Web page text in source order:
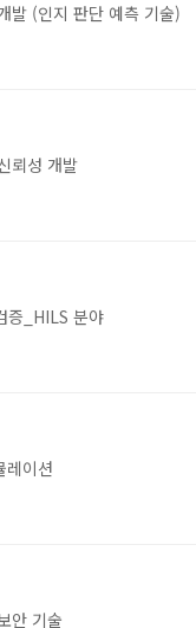
발 (인지 판단 예측 기술)
뢰성 개발
_HILS 분야
레이션
안 기술